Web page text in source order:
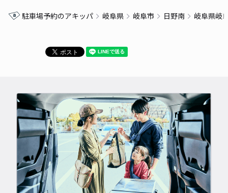
駐車場予約のアキッパ 岐阜県 岐阜市 日野南 岐阜県岐